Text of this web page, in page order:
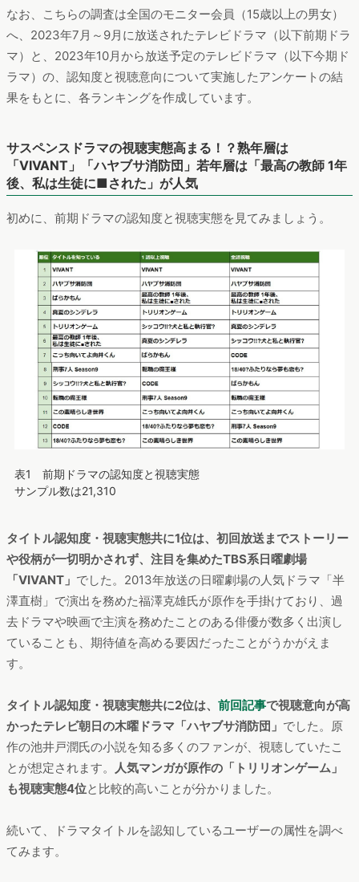
なお、こちらの調査は全国のモニター会員（15歳以上の男女）
へ、2023年7月～9月に放送されたテレビドラマ（以下前期ドラ
マ）と、2023年10月から放送予定のテレビドラマ（以下今期ド
ラマ）の、認知度と視聴意向について実施したアンケートの結
果をもとに、各ランキングを作成しています。
サスペンスドラマの視聴実態高まる！？熟年層は
「VIVANT」「ハヤブサ消防団」若年層は「最高の教師 1年
後、私は生徒に■された」が人気
初めに、前期ドラマの認知度と視聴実態を見てみましょう。
表1 前期ドラマの認知度と視聴実態
サンプル数は21,310
タイトル認知度・視聴実態共に1位は、初回放送までストーリー
や役柄が一切明かされず、注目を集めたTBS系日曜劇場
「VIVANT」 でした。2013年放送の日曜劇場の人気ドラマ「半
澤直樹」で演出を務めた福澤克雄氏が原作を手掛けており、過
去ドラマや映画で主演を務めたことのある俳優が数多く出演し
ていることも、期待値を高める要因だったことがうかがえま
す。
タイトル認知度・視聴実態共に2位は、 前回記事で視聴意向が高
かったテレビ朝日の木曜ドラマ「ハヤブサ消防団」 でした。原
作の池井戸潤氏の小説を知る多くのファンが、視聴していたこ
とが想定されます。
人気マンガが原作の「トリリオンゲーム」
も視聴実態4位と比較的高いことが分かりました。
続いて、ドラマタイトルを認知しているユーザーの属性を調べ
てみます。